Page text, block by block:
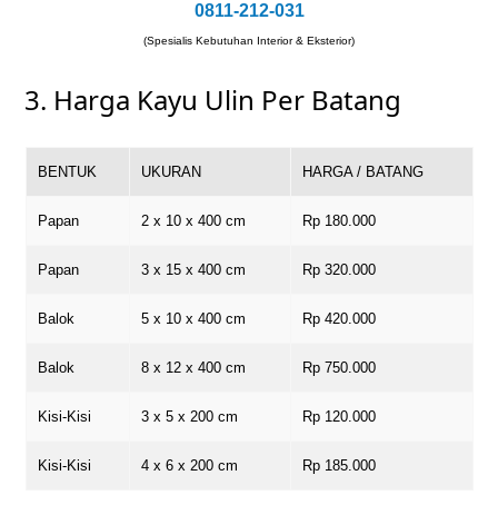
0811-212-031
(Spesialis Kebutuhan Interior & Eksterior)
3. Harga Kayu Ulin Per Batang
BENTUK UKURAN HARGA / BATANG
Papan 2 x 10 x 400 cm Rp 180.000
Papan 3 x 15 x 400 cm Rp 320.000
Balok 5 x 10 x 400 cm Rp 420.000
Balok 8 x 12 x 400 cm Rp 750.000
Kisi-Kisi 3 x 5 x 200 cm Rp 120.000
Kisi-Kisi 4 x 6 x 200 cm Rp 185.000